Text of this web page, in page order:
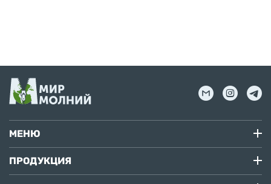
МЕНЮ
ПРОДУКЦИЯ